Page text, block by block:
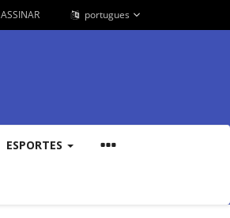
ASSINAR portugues
ESPORTES